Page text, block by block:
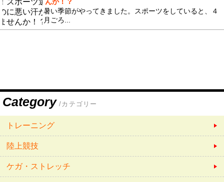
暑い季節がやってきました。スポーツをしていると、４
月ごろ...
Category /カテゴリー
トレーニング
陸上競技
ケガ・ストレッチ